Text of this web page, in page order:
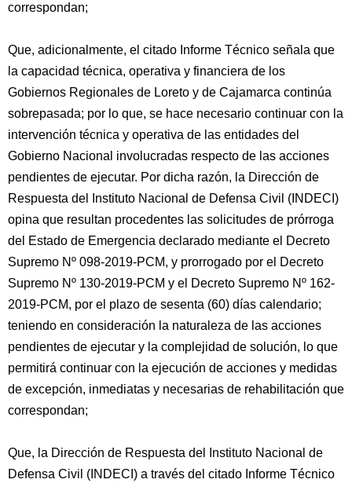
correspondan;
Que, adicionalmente, el citado Informe Técnico señala que
la capacidad técnica, operativa y financiera de los
Gobiernos Regionales de Loreto y de Cajamarca continúa
sobrepasada; por lo que, se hace necesario continuar con la
intervención técnica y operativa de las entidades del
Gobierno Nacional involucradas respecto de las acciones
pendientes de ejecutar. Por dicha razón, la Dirección de
Respuesta del Instituto Nacional de Defensa Civil (INDECI)
opina que resultan procedentes las solicitudes de prórroga
del Estado de Emergencia declarado mediante el Decreto
Supremo Nº 098-2019-PCM, y prorrogado por el Decreto
Supremo Nº 130-2019-PCM y el Decreto Supremo Nº 162-
2019-PCM, por el plazo de sesenta (60) días calendario;
teniendo en consideración la naturaleza de las acciones
pendientes de ejecutar y la complejidad de solución, lo que
permitirá continuar con la ejecución de acciones y medidas
de excepción, inmediatas y necesarias de rehabilitación que
correspondan;
Que, la Dirección de Respuesta del Instituto Nacional de
Defensa Civil (INDECI) a través del citado Informe Técnico